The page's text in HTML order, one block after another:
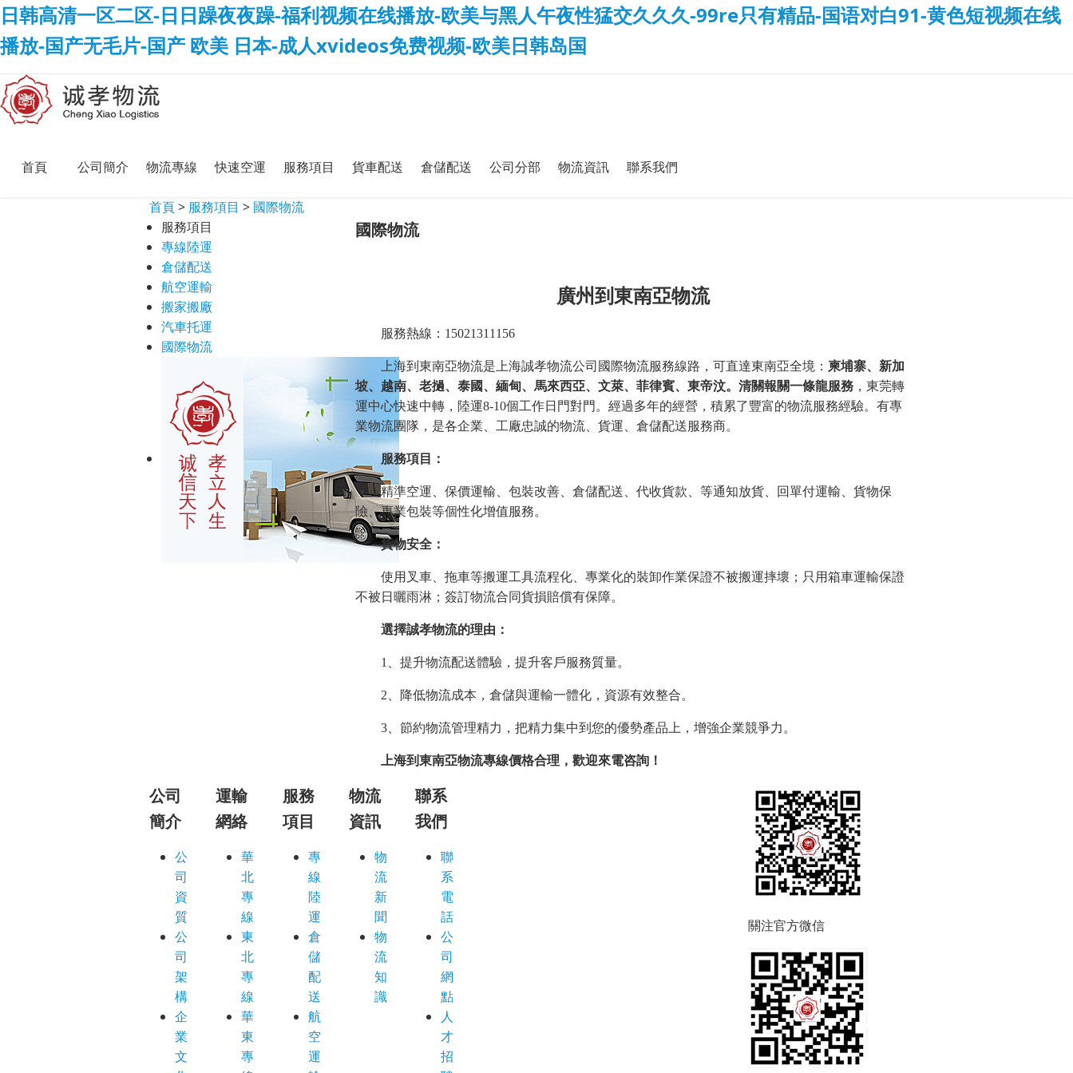
日韩高清一区二区-日日躁夜夜躁-福利视频在线播放-欧美与黑人午夜性猛交久久久-99re只有精品-国语对白91-黄色短视频在线
播放-国产无毛片-国产 欧美 日本-成人xvideos免费视频-欧美日韩岛国
首頁 公司簡介 物流專線 快速空運 服務項目 貨車配送 倉儲配送 公司分部 物流資訊 聯系我們
首頁> 服務項目 > 國際物流
服務項目
專線陸運
倉儲配送
航空運輸
搬家搬廠
汽車托運
國際物流
國際物流
廣州到 東南亞物流
服務熱線：15021311156
上海到東南亞物流是 上海誠孝物流公司 國際物流服務線路 ，可直達東南亞全境： 柬埔寨、新加
坡、越南、老撾、泰國、緬甸、馬來西亞、文萊、菲律賓、東帝汶。 清關報關一條龍服務，東莞轉
運中心快速中轉，陸運8-10個工作日門對門。 經過多年的經營，積累了豐富的物流服務經驗。 有專
業物流團隊，是各企業、工廠忠誠的物流、貨運、 倉儲配送服務商。
服務項目：
精準空運、 保價運輸、包裝改善、倉儲配送 代收貨款 等通知放貨、 回單付運輸
貨物保
險 、專業包裝等個性化增值服務。
貨物安全：
使用叉車、拖車等搬運工具流程化、專業化的裝卸作業保證不被搬運摔壞；只用箱車運輸保證
不被日曬雨淋；簽訂物流合同貨損賠償有保障。
選擇誠孝物流的理由：
1、提升物流配送體驗，提升客戶服務質量。
2、降低物流成本，倉儲與運輸一體化，資源有效整合。
3、節約物流管理精力，把精力集中到您的優勢產品上，增強企業競爭力。
上海到東南亞物流專線價格合理，歡迎來電咨詢！
公司
簡介
公
司
資
質
公
司
架
構
企
業
文
運輸
網絡
華
北
專
線
東
北
專
線
華
東
專
服務
項目
專
線
陸
運
倉
儲
配
送
航
空
運
物流
資訊
物
流
新
聞
物
流
知
識
聯系
我們
聯
系
電
話
公
司
網
點
人
才
招
關注官方微信